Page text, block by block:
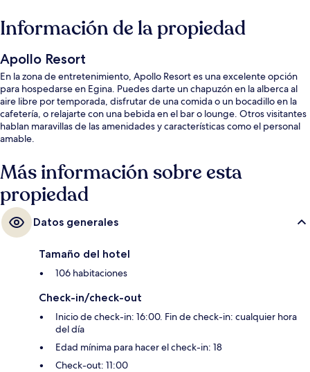
Información de la propiedad
Apollo Resort
En la zona de entretenimiento, Apollo Resort es una excelente opción
para hospedarse en Egina. Puedes darte un chapuzón en la alberca al
aire libre por temporada, disfrutar de una comida o un bocadillo en la
cafetería, o relajarte con una bebida en el bar o lounge. Otros visitantes
hablan maravillas de las amenidades y características como el personal
amable.
Más información sobre esta
propiedad
Datos generales
Tamaño del hotel
106 habitaciones
Check-in/check-out
Inicio de check-in: 16:00. Fin de check-in: cualquier hora
del día
Edad mínima para hacer el check-in: 18
Check-out: 11:00